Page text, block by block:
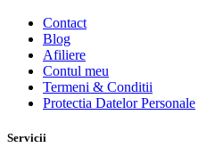
Contact
Blog
Afiliere
Contul meu
Termeni & Conditii
Protectia Datelor Personale
Servicii